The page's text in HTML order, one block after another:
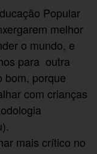
Popular
melhor
o mundo, e
para outra
bom, porque
com crianças
mais crítico no